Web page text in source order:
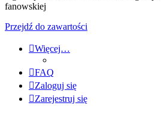
fanowskiej
Przejdź do zawartości
Więcej…
FAQ
Zaloguj się
Zarejestruj się